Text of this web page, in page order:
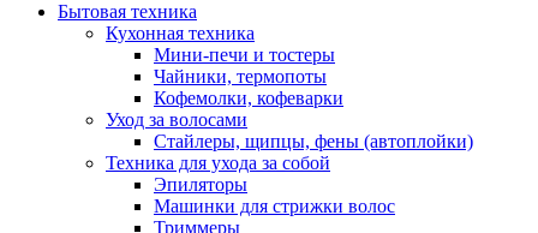
Бытовая техника
Кухонная техника
Мини-печи и тостеры
Чайники, термопоты
Кофемолки, кофеварки
Уход за волосами
Стайлеры, щипцы, фены (автоплойки)
Техника для ухода за собой
Эпиляторы
Машинки для стрижки волос
Триммеры